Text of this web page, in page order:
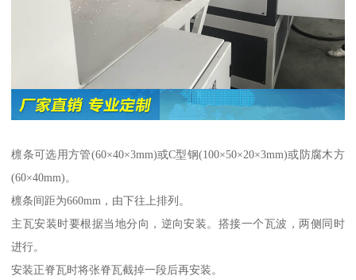
檩条可选用方管(60×40×3mm)或C型钢(100×50×20×3mm)或防腐木方
(60×40mm)。
檩条间距为660mm，由下往上排列。
主瓦安装时要根据当地分向，逆向安装。搭接一个瓦波，两侧同时
进行。
安装正脊瓦时将张脊瓦截掉一段后再安装。